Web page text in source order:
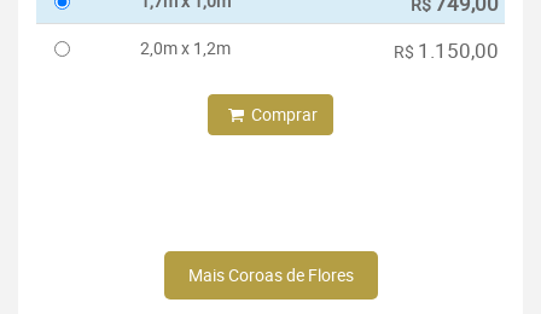
2,0m x 1,2m R$ 1.150,00
Comprar
Mais Coroas de Flores